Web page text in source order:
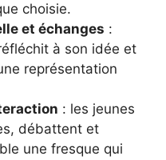
choisie.
et échanges :
à son idée et
représentation
: les jeunes
débattent et
une fresque qui